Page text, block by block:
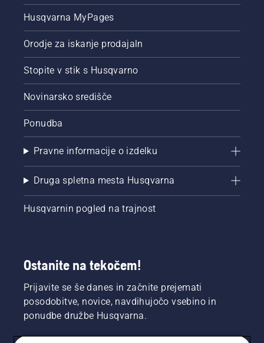
Husqvarna MyPages
Orodje za iskanje prodajaln
Stopite v stik s Husqvarno
Novinarsko središče
Ponudba
Pravne informacije o izdelku
Druga spletna mesta Husqvarna
Husqvarnin pogled na trajnost
Ostanite na tekočem!
Prijavite se še danes in začnite prejemati
posodobitve, novice, navdihujočo vsebino in
ponudbe družbe Husqvarna.